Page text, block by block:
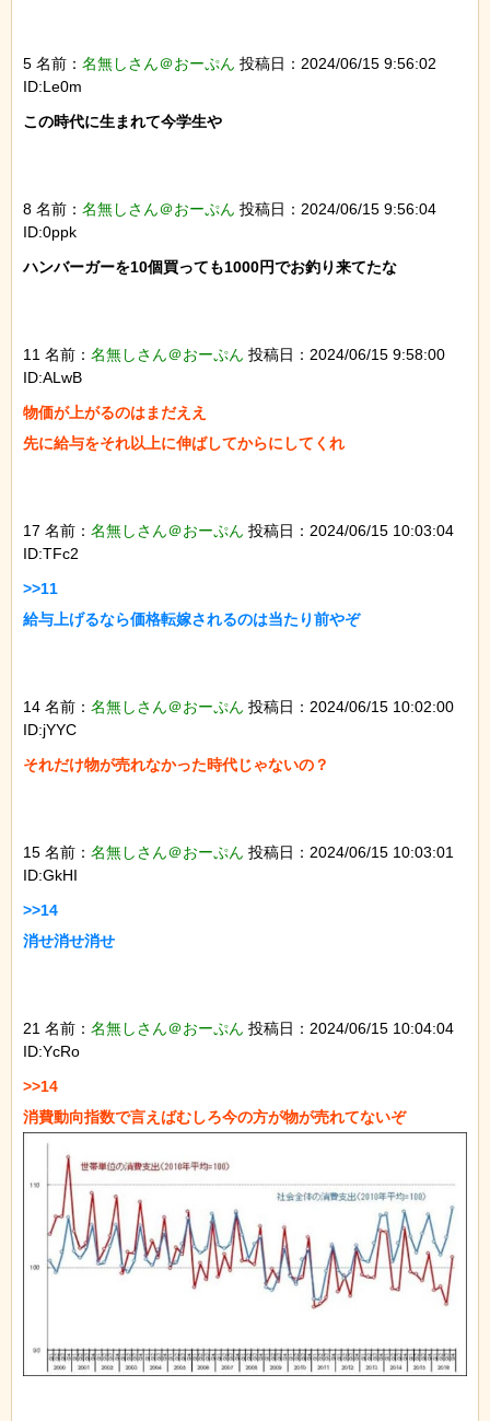
5 名前： 名無しさん＠おーぷん 投稿日：2024/06/15 9:56:02
ID:Le0m
この時代に生まれて今学生や
8 名前： 名無しさん＠おーぷん 投稿日：2024/06/15 9:56:04
ID:0ppk
ハンバーガーを10個買っても1000円でお釣り来てたな
11 名前： 名無しさん＠おーぷん 投稿日：2024/06/15 9:58:00
ID:ALwB
物価が上がるのはまだええ
先に給与をそれ以上に伸ばしてからにしてくれ
17 名前： 名無しさん＠おーぷん 投稿日：2024/06/15 10:03:04
ID:TFc2
>>11
給与上げるなら価格転嫁されるのは当たり前やぞ
14 名前： 名無しさん＠おーぷん 投稿日：2024/06/15 10:02:00
ID:jYYC
それだけ物が売れなかった時代じゃないの？
15 名前： 名無しさん＠おーぷん 投稿日：2024/06/15 10:03:01
ID:GkHI
>>14
消せ消せ消せ
21 名前： 名無しさん＠おーぷん 投稿日：2024/06/15 10:04:04
ID:YcRo
>>14